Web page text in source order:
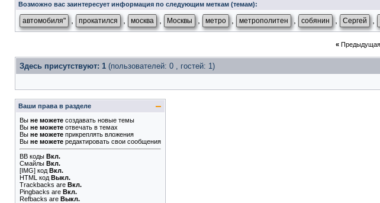
Возможно вас заинтересует информация по следующим меткам (темам):
автомобиля" прокатился москва Москвы метро метрополитен собянин Сергей
«
Здесь присутствуют: 1 (пользователей: 0 , гостей: 1)
Ваши права в разделе
Вы не можете создавать новые темы
Вы не можете отвечать в темах
Вы не можете прикреплять вложения
Вы не можете редактировать свои сообщения
BB коды Вкл.
Смайлы Вкл.
[IMG] код Вкл.
HTML код Выкл.
Trackbacks are Вкл.
Pingbacks are Вкл.
Refbacks are Выкл.